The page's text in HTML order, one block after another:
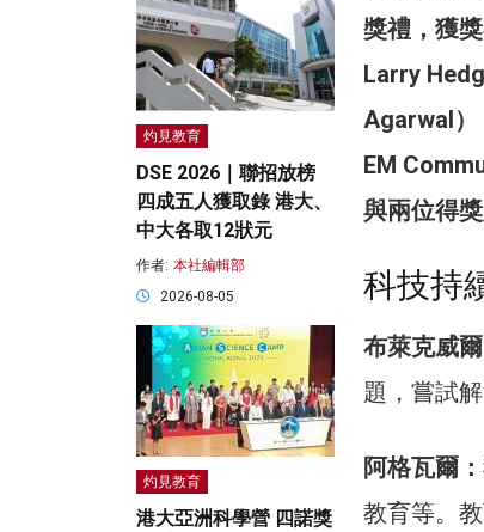
獎禮，獲
Larry
Agarwal）
EM
與兩位得
科技持
布萊克威爾
題，嘗試
阿格瓦爾：
教育等。
灼見教育
DSE 2026｜聯招放榜
四成五人獲取錄 港大、
中大各取12狀元
作者: 本社編輯部
2026-08-05
灼見教育
港大亞洲科學營 四諾獎